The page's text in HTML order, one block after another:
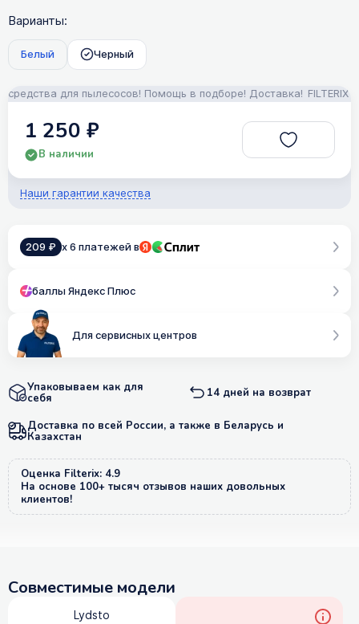
Варианты:
Белый Черный
для пылесосов! Помощь в подборе! Доставка! FILTERIX —
1 250 ₽
В наличии
Наши гарантии качества
209 ₽ x 6 платежей в
баллы Яндекс Плюс
Для сервисных центров
Упаковываем как для
себя 14 дней на возврат
Доставка по всей России, а также в Беларусь и
Казахстан
Оценка Filterix: 4.9
На основе 100+ тысяч отзывов наших довольных
клиентов!
Совместимые модели
Lydsto